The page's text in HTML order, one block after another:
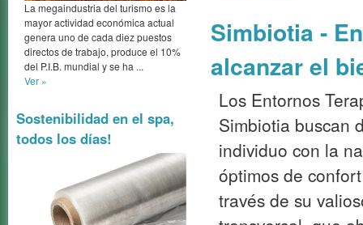
La megaindustria del turismo es la
mayor actividad económica actual
genera uno de cada diez puestos
directos de trabajo, produce el 10%
del P.I.B. mundial y se ha ...
Ver »
Sostenibilidad en el spa,
todos los días!
Simbiotia -
alcanzar el
Los Entornos
Simbiotia buscan
individuo con la
óptimos de
través de su